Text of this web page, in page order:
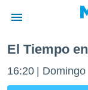
de
El Tiempo
16:20 Domingo